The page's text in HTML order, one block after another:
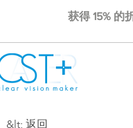
获得 15% 的
&lt; 返回